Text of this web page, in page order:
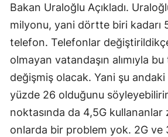
Bakan Uraloğlu Açıkladı.
milyonu, yani dörtte biri kadarı
telefon. Telefonlar
olmayan vatandaşın alımıyla
değişmiş olacak. Yani şu andaki
yüzde 26 olduğunu
noktasında da 4,5G kullananlar
onlarda bir problem yok. 2G ve